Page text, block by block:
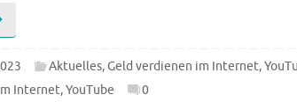
Aktuelles,Geld verdienen im Internet,
Internet,YouTube 0